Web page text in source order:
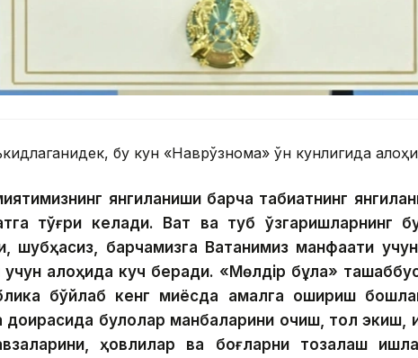
бу кун «Наврўзнома» ўн кунлигида
янгиланиши барча табиатнинг
тўғри келади. Вақт ва туб ўзгаришларнинг
шубҳасиз, барчамизга Ватанимиз манфаати
алоҳида куч беради. «Мөлдір бұлақ»
бўйлаб кенг миқёсда амалга ошириш
доирасида булоқлар манбаларини очиш, тол экиш,
ҳовлилар ва боғларни тозалаш